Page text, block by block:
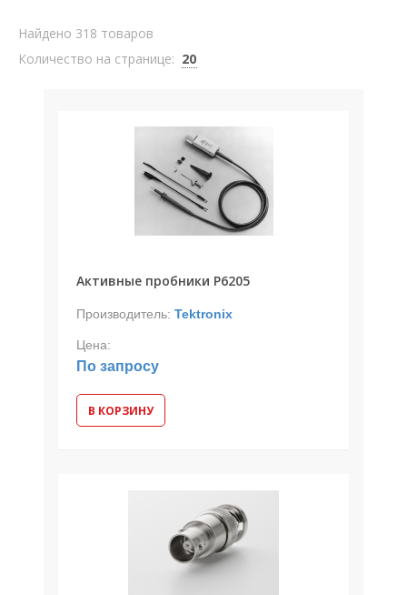
Найдено 318 товаров
Количество на странице: 20
Активные пробники P6205
Производитель: Tektronix
Цена:
По запросу
В КОРЗИНУ